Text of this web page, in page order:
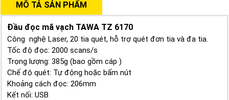
MÔ TẢ SẢN PHẨM
Đầu đọc mã vạch TAWA TZ 6170
Công nghệ Laser, 20 tia quét, hỗ trợ quét đơn tia và đa tia.
Tốc độ đọc: 2000 scans/s
Trọng lượng: 385g (bao gồm cáp )
Chế độ quét: Tự động hoặc bấm nút
Khoảng cách đọc: 206mm
Kết nối: USB